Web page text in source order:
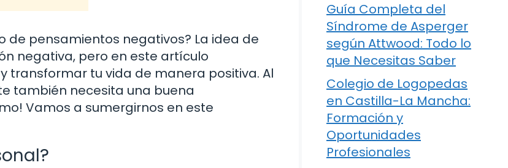
de pensamientos negativos? La idea de
negativa, pero en este artículo
transformar tu vida de manera positiva. Al
también necesita una buena
Vamos a sumergirnos en este
Guía Completa del
Síndrome de Asperger
según Attwood: Todo lo
que Necesitas Saber
Colegio de Logopedas
en Castilla-La Mancha:
Formación y
Oportunidades
Profesionales